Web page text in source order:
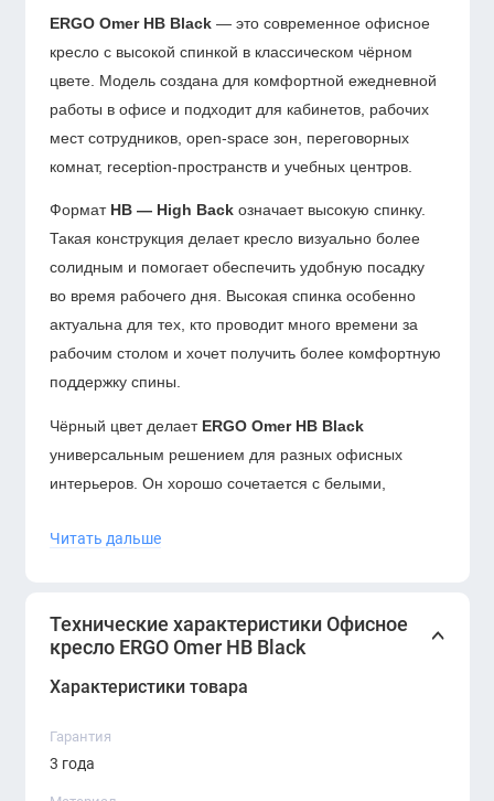
ERGO Omer HB Black — это современное офисное
кресло с высокой спинкой в классическом чёрном
цвете. Модель создана для комфортной ежедневной
работы в офисе и подходит для кабинетов, рабочих
мест сотрудников, open-space зон, переговорных
комнат, reception-пространств и учебных центров.
Формат HB — High Back означает высокую спинку.
Такая конструкция делает кресло визуально более
солидным и помогает обеспечить удобную посадку
во время рабочего дня. Высокая спинка особенно
актуальна для тех, кто проводит много времени за
рабочим столом и хочет получить более комфортную
поддержку спины.
Чёрный цвет делает ERGO Omer HB Black
универсальным решением для разных офисных
интерьеров. Он хорошо сочетается с белыми,
стеклянными элементами мебели. Благодаря
современный open-space офис.
Читать дальше
Технические характеристики Офисное
кресло ERGO Omer HB Black
Характеристики товара
Гарантия
3 года